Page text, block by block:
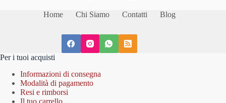
Home Chi Siamo Contatti Blog
Per i tuoi acquisti
Informazioni di consegna
Modalità di pagamento
Resi e rimborsi
Il tuo carrello